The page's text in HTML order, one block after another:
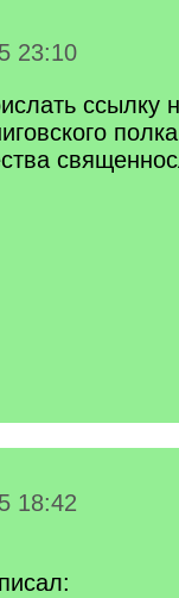
23:10
ссылку
18:42